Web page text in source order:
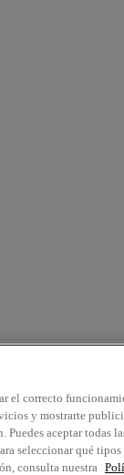
el correcto
y mostrarte
aceptar todas
seleccionar qué tipos
consulta nuestra